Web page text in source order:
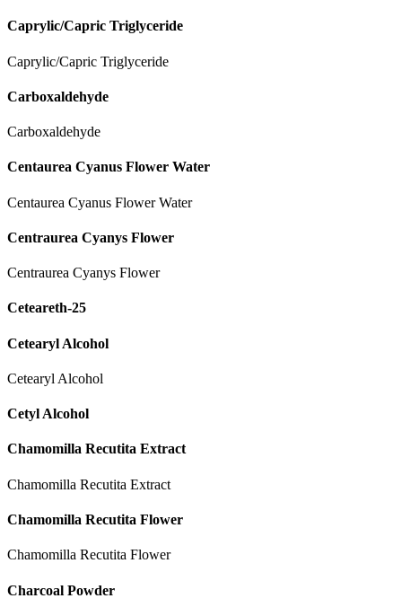
Caprylic/Capric Triglyceride
Caprylic/Capric Triglyceride
Carboxaldehyde
Carboxaldehyde
Centaurea Cyanus Flower Water
Centaurea Cyanus Flower Water
Centraurea Cyanys Flower
Centraurea Cyanys Flower
Ceteareth-25
Cetearyl Alcohol
Cetearyl Alcohol
Cetyl Alcohol
Chamomilla Recutita Extract
Chamomilla Recutita Extract
Chamomilla Recutita Flower
Chamomilla Recutita Flower
Charcoal Powder